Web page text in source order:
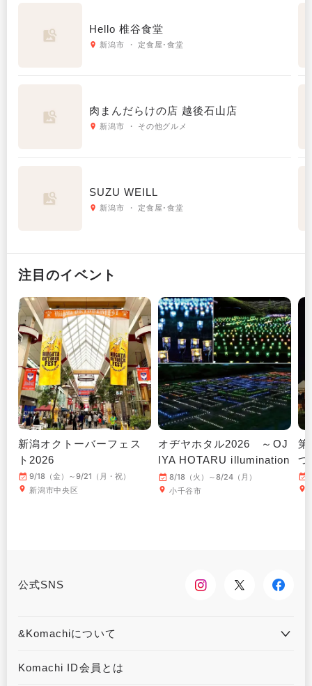
Hello 椎谷食堂
新潟市 ・ 定食屋･食堂
肉まんだらけの店 越後石山店
新潟市 ・ その他グルメ
SUZU WEILL
新潟市 ・ 定食屋･食堂
注目のイベント
新潟オクトーバーフェス
ト2026
9/18（金）～9/21（月・祝）
新潟市中央区
オヂヤホタル2026 ～OJ
IYA HOTARU illumination
～ 8/18（火）～8/24（月）
小千谷市
第
つ
公式SNS
&Komachiについて
&Komachiとは
Komachi ID会員とは